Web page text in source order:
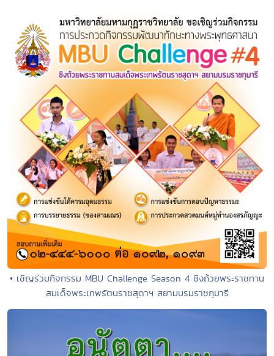
• เชิญร่วมกิจกรรม MBU Challenge Season 4 ชิงถ้วยพระราชทาน
สมเด็จพระเทพรัตนราชสุดาฯ สยามบรมราชกุมารี